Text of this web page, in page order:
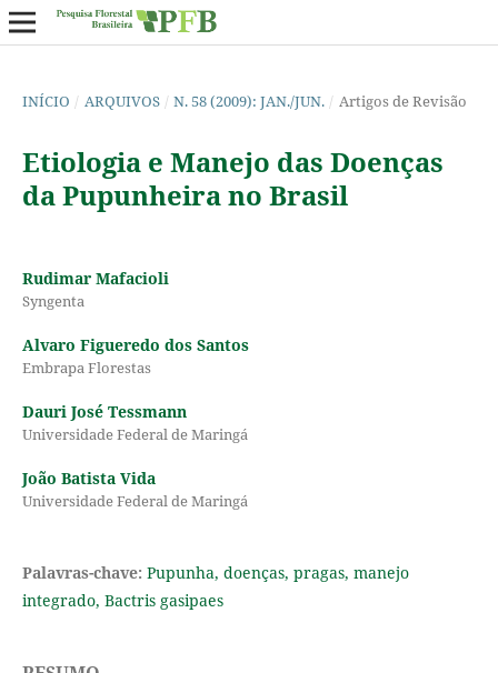
INÍCIO / ARQUIVOS / N. 58 (2009): JAN./JUN. / Artigos de Revisão
Etiologia e Manejo das Doenças
da Pupunheira no Brasil
Rudimar Mafacioli
Syngenta
Alvaro Figueredo dos Santos
Embrapa Florestas
Dauri José Tessmann
Universidade Federal de Maringá
João Batista Vida
Universidade Federal de Maringá
Palavras-chave: Pupunha, doenças, pragas, manejo
integrado, Bactris gasipaes